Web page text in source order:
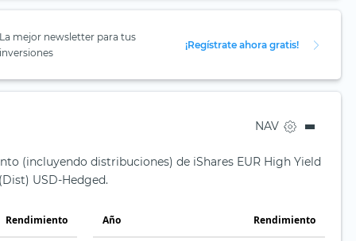
La mejor newsletter para tus
inversiones
¡Regístrate ahora gratis!
NAV
(incluyendo distribuciones) de iShares EUR High Yield
USD-Hedged.
Rendimiento Año Rendimiento